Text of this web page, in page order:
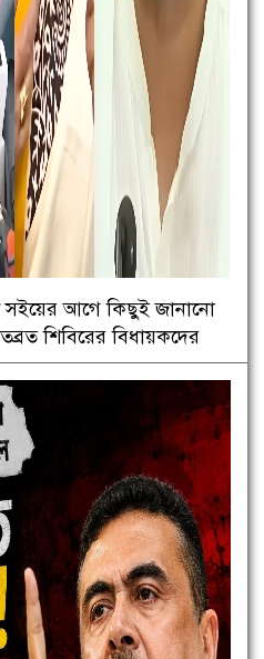
সইয়ের আগে কিছুই জানানো
শিবিরের বিধায়কদের